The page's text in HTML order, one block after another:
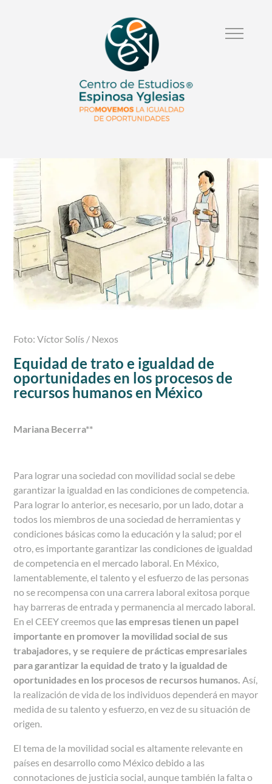
Foto: Víctor Solís / Nexos
Equidad de trato e igualdad de
oportunidades en los procesos de
recursos humanos en México
Mariana Becerra**
Para lograr una sociedad con movilidad social se debe
garantizar la igualdad en las condiciones de competencia.
Para lograr lo anterior, es necesario, por un lado, dotar a
todos los miembros de una sociedad de herramientas y
condiciones básicas como la educación y la salud; por el
otro, es importante garantizar las condiciones de igualdad
de competencia en el mercado laboral. En México,
lamentablemente, el talento y el esfuerzo de las personas
no se recompensa con una carrera laboral exitosa porque
hay barreras de entrada y permanencia al mercado laboral.
En el CEEY creemos que las empresas tienen un papel
importante en promover la movilidad social de sus
trabajadores, y se requiere de prácticas empresariales
para garantizar la equidad de trato y la igualdad de
oportunidades en los procesos de recursos humanos. Así,
la realización de vida de los individuos dependerá en mayor
medida de su talento y esfuerzo, en vez de su situación de
origen.
El tema de la movilidad social es altamente relevante en
países en desarrollo como México debido a las
connotaciones de justicia social, aunque también la falta o